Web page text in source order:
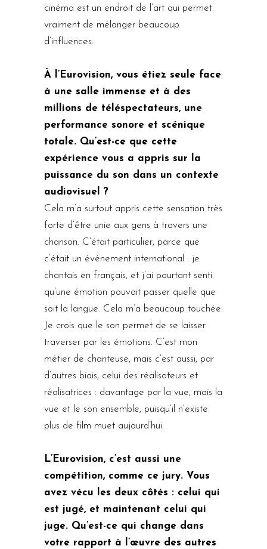
cinéma est un endroit de l’art qui permet
vraiment de mélanger beaucoup
d’influences.
À l’Eurovision, vous étiez seule face
à une salle immense et à des
millions de téléspectateurs, une
performance sonore et scénique
totale. Qu’est-ce que cette
expérience vous a appris sur la
puissance du son dans un contexte
audiovisuel ?
Cela m’a surtout appris cette sensation très
forte d’être unie aux gens à travers une
chanson. C’était particulier, parce que
c’était un événement international : je
chantais en français, et j’ai pourtant senti
qu’une émotion pouvait passer quelle que
soit la langue. Cela m’a beaucoup touchée.
Je crois que le son permet de se laisser
traverser par les émotions. C’est mon
métier de chanteuse, mais c’est aussi, par
d’autres biais, celui des réalisateurs et
réalisatrices : davantage par la vue, mais la
vue et le son ensemble, puisqu’il n’existe
plus de film muet aujourd’hui.
L’Eurovision, c’est aussi une
compétition, comme ce jury. Vous
avez vécu les deux côtés : celui qui
est jugé, et maintenant celui qui
juge. Qu’est-ce qui change dans
votre rapport à l’œuvre des autres